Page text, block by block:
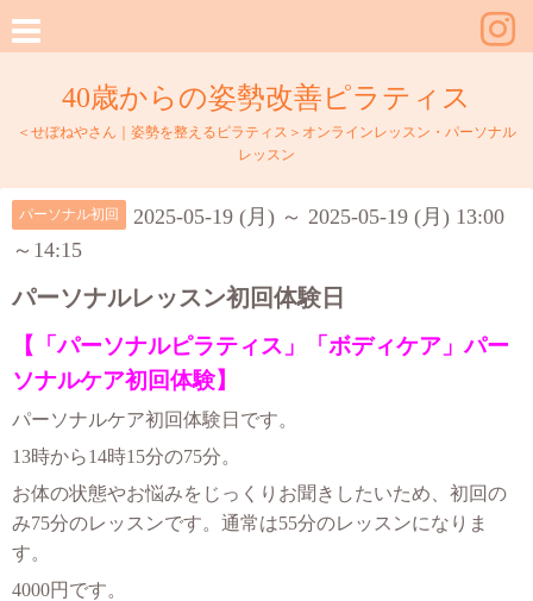
40歳からの姿勢改善ピラティス
＜せぼねやさん｜姿勢を整えるピラティス＞オンラインレッスン・パーソナル
レッスン
パーソナル初回
2025-05-19 (月) ～ 2025-05-19 (月) 13:00
～14:15
パーソナルレッスン初回体験日
【「パーソナルピラティス」「ボディケア」パー
ソナルケア初回体験】
パーソナルケア初回体験日です。
13時から14時15分の75分。
お体の状態やお悩みをじっくりお聞きしたいため、初回の
み75分のレッスンです。 通常は55分のレッスンになりま
す。
4000円です。